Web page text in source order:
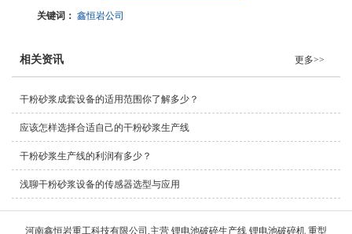
关键词：鑫恒岩公司
相关资讯 更多>>
干粉砂浆成套设备的适用范围你了解多少？
应该怎样选择合适自己的干粉砂浆生产线
干粉砂浆生产线的利润有多少？
浅聊干粉砂浆设备的传感器选型与应用
河南鑫恒岩重工科技有限公司,主营 锂电池破碎生产线 锂电池破碎机 重型